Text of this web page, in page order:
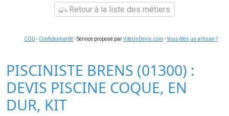
Retour à la liste des métiers
CGU - Confidentialité- Service proposé parViteUnDevis.com -Vous êtes un artisan ?
PISCINISTE BRENS (01300) :
DEVIS PISCINE COQUE, EN
DUR, KIT